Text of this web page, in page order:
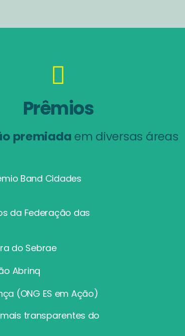
Prêmios
premiada em diversas áreas
Band Cidades
da Federação das
do Sebrae
Abrinq
(ONG ES em Ação)
transparentes do